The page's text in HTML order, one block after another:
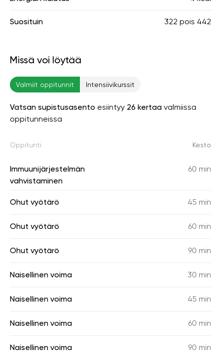
Suosituin 322 pois 442
Missä voi löytää
Valmiit oppitunnit Intensiivikurssit
Vatsan supistusasento esiintyy 26 kertaa valmiissa
oppitunneissa
Oppitunti Kesto
Immuunijärjestelmän
vahvistaminen
60 min
Ohut vyötärö 45 min
Ohut vyötärö 60 min
Ohut vyötärö 90 min
Naisellinen voima 30 min
Naisellinen voima 45 min
Naisellinen voima 60 min
Naisellinen voima 90 min